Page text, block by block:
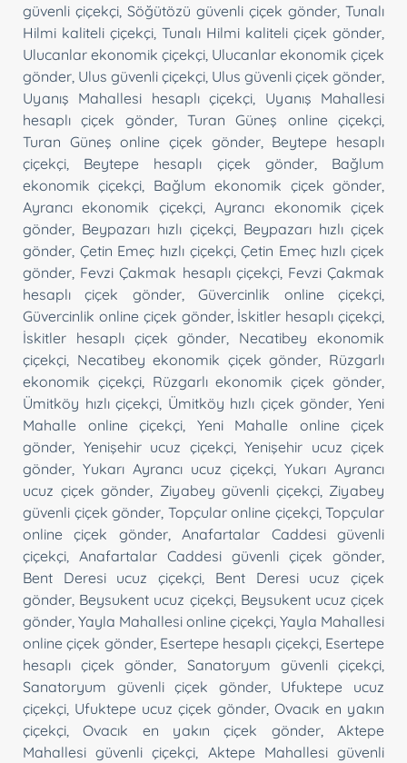
güvenli çiçekçi Söğütözü güvenli çiçek gönder Tunalı
Hilmi kaliteli çiçekçi Tunalı Hilmi kaliteli çiçek gönder
Ulucanlar ekonomik çiçekçi Ulucanlar ekonomik çiçek
gönder Ulus güvenli çiçekçi Ulus güvenli çiçek gönder
Uyanış Mahallesi hesaplı çiçekçi
Uyanış Mahallesi
hesaplı çiçek gönder,Turan Güneş online çiçekçi
Turan Güneş online çiçek gönder, Beytepe hesaplı
çiçekçi
Beytepe hesaplı çiçek gönder, Bağlum
ekonomik çiçekçi
Bağlum ekonomik çiçek gönder
Ayrancı ekonomik çiçekçi,Ayrancı ekonomik çiçek
gönder Beypazarı hızlı çiçekçi, Beypazarı hızlı çiçek
gönder Çetin Emeç hızlı çiçekçi,Çetin Emeç hızlı çiçek
gönder Fevzi Çakmak hesaplı çiçekçi, Fevzi Çakmak
hesaplı çiçek gönder,Güvercinlik online çiçekçi
Güvercinlik online çiçek gönder, İskitler hesaplı çiçekçi
İskitler hesaplı çiçek gönder
Necatibey ekonomik
çiçekçi
Necatibey ekonomik çiçek gönder
Rüzgarlı
ekonomik çiçekçi, Rüzgarlı ekonomik çiçek gönder
Ümitköy hızlı çiçekçi Ümitköy hızlı çiçek gönder ,Yeni
Mahalle online çiçekçi
Yeni Mahalle online çiçek
gönder
Yenişehir ucuz çiçekçi, Yenişehir ucuz çiçek
gönder Yukarı Ayrancı ucuz çiçekçi Yukarı Ayrancı
ucuz çiçek gönder Ziyabey güvenli çiçekçi, Ziyabey
güvenli çiçek gönder Topçular online çiçekçi, Topçular
online çiçek gönder,Anafartalar Caddesi güvenli
çiçekçi
Anafartalar Caddesi güvenli çiçek gönder
Bent Deresi ucuz çiçekçi
Bent Deresi ucuz çiçek
gönder Beysukent ucuz çiçekçi, Beysukent ucuz çiçek
gönder Yayla Mahallesi online çiçekçi Yayla Mahallesi
online çiçek gönder, Esertepe hesaplı çiçekçi, Esertepe
hesaplı çiçek gönder
Sanatoryum güvenli çiçekçi
Sanatoryum güvenli çiçek gönder, Ufuktepe ucuz
çiçekçi Ufuktepe ucuz çiçek gönder Ovacık en yakın
çiçekçi ,Ovacık en yakın çiçek gönder,Aktepe
Mahallesi güvenli çiçekçi
Aktepe Mahallesi güvenli